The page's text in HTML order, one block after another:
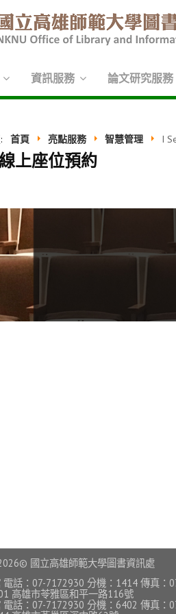
資訊服務 論文研究服務
首頁 亮點服務 智慧管理 I
上座位預約
國立高雄師範大學圖書資訊處
電話：07-7172930 分機：1414 傳真：
高雄市苓雅區和平一路116號
電話：07-7172930 分機：6402 傳真：